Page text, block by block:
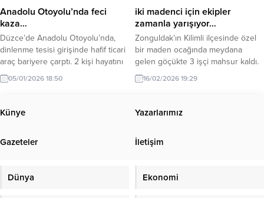
yakınları durumu yetkililere
bildirdi....
Anadolu Otoyolu’nda feci
kaza…
Düzce’de Anadolu Otoyolu’nda,
dinlenme tesisi girişinde hafif ticari
araç bariyere çarptı. 2 kişi hayatını
kaybetti… Kaza, sabah saatlerinde
Anadolu Otoyolu’nun Düzce
geldi. Ankara istikametine giden
Doğan Yüner yönetimindeki 34
kontrolden, çıkarak dinlenme tesisi
05/01/2026 18:50
iki madenci için ekipler
zamanla yarışıyor…
Zonguldak’ın Kilimli ilçesinde özel
bir maden ocağında meydana
gelen göçükte 3 işçi mahsur kaldı.
İşçilerden biri sağ olarak
kurtarılırken, yer altındaki 2
seferber oldu. Zonguldak’ın Kilimli
Bektaş’a (Bektaşlar Firması) ait özel
göçük...
16/02/2026 19:29
Künye Yazarlarımız
Gazeteler İletişim
Dünya Ekonomi